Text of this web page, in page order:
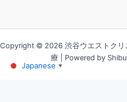
Copyright © 2026 渋谷ウエストクリ
療 | Powered by
Japanese ▼